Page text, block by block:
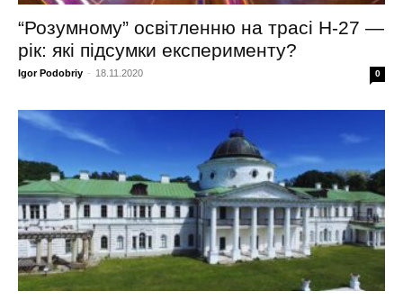
“Розумному” освітленню на трасі Н-27 —
рік: які підсумки експерименту?
Igor Podobriy - 18.11.2020 0